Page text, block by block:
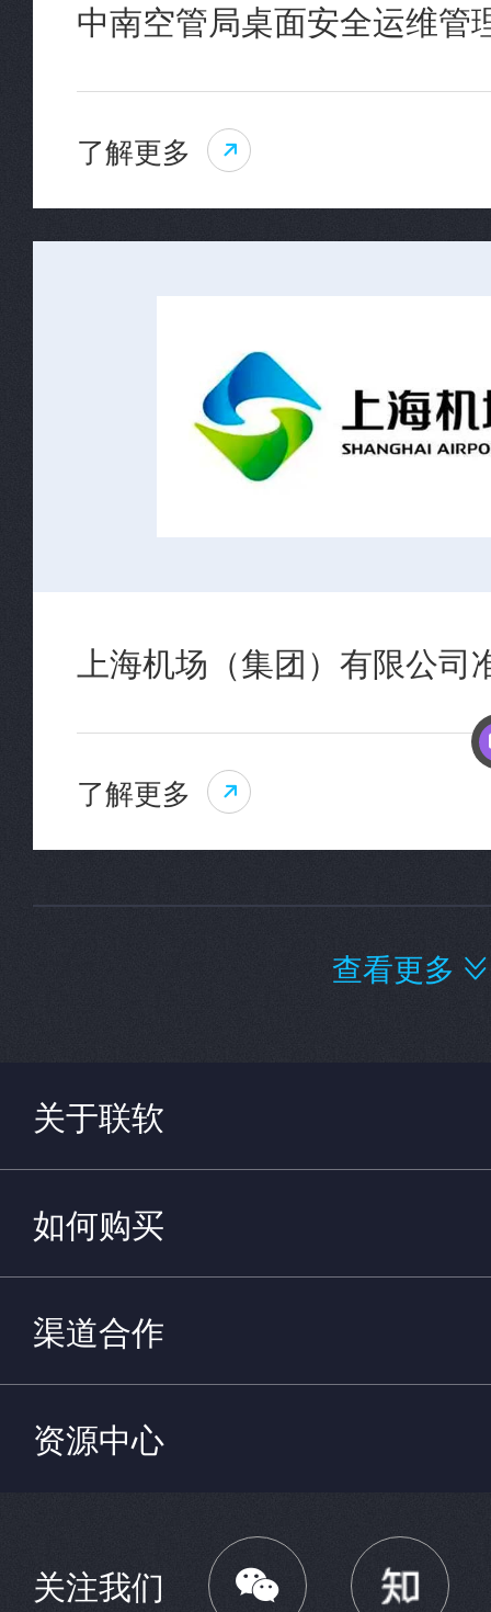
中南空管局桌面安全运维管
了解更多 
上海机场（集团）有限公司
了解更多 
查看更多 
关于联软
如何购买
渠道合作
资源中心
关注我们 